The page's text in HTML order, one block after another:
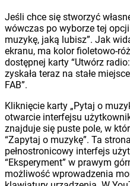
Jeśli chce się stworzyć
wówczas po wyborze tej
muzykę, jaką lubisz”. Jak
ekranu, ma kolor fioletowo-
dostępnej karty “Utwórz
zyskała teraz na stałe
FAB”.
Kliknięcie karty „Pytaj o
otwarcie interfejsu
znajduje się puste pole, w
“Zapytaj o muzykę”. Ta
pełnostronicowy interfejs
“Eksperyment” w prawym
możliwość wprowadzenia